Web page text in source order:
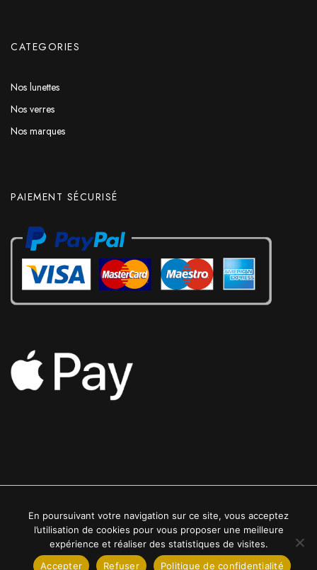
CATEGORIES
Nos lunettes
Nos verres
Nos marques
PAIEMENT SÉCURISÉ
2022 © Luxe24kt | Tous droits réservés
En poursuivant votre navigation sur ce site, vous acceptez
l’utilisation de cookies pour vous proposer une meilleure
expérience et réaliser des statistiques de visites.
Accepter
Refuser Politique de confidentialité